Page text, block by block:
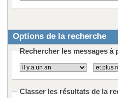
Options de la recherche
Rechercher les messages à
Classer les résultats de la